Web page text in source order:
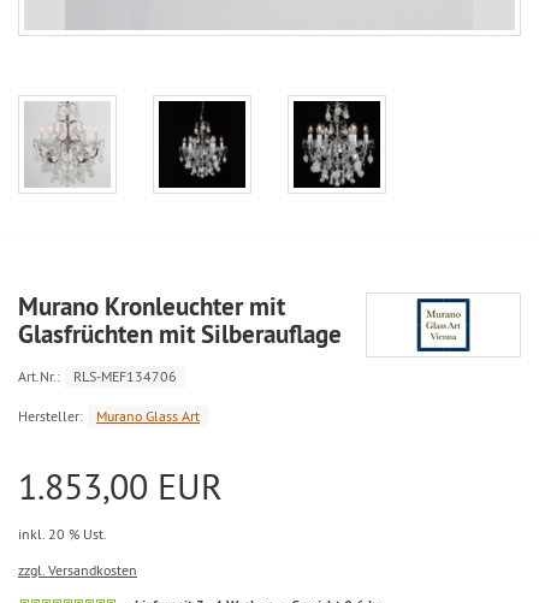
Murano Kronleuchter mit
Glasfrüchten mit Silberauflage
Art.Nr.: RLS-MEF134706
Hersteller: Murano Glass Art
1.853,00 EUR
inkl. 20 % Ust.
zzgl. Versandkosten